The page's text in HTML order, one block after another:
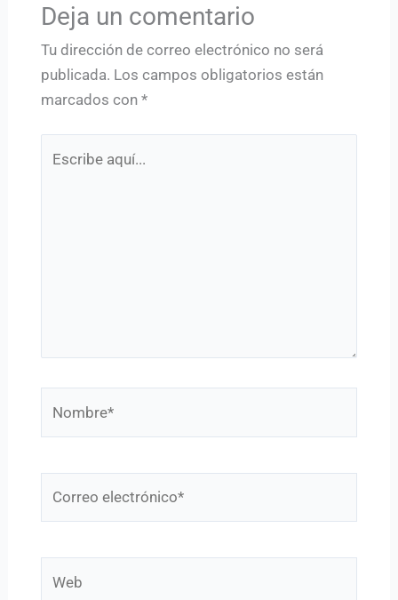
Deja un comentario
Tu dirección de correo electrónico no será
publicada. Los campos obligatorios están
marcados con *